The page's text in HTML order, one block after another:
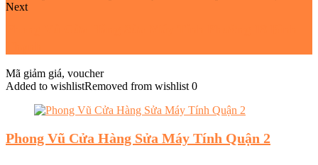
Next
Mã giảm giá, voucher
Added to wishlistRemoved from wishlist 0
Phong Vũ Cửa Hàng Sửa Máy Tính Quận 2